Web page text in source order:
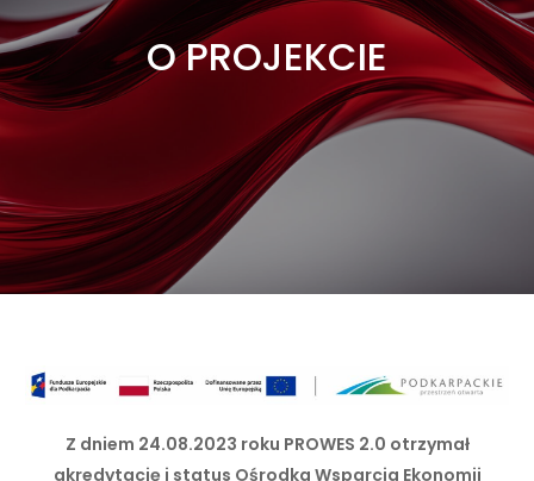
O PROJEKCIE
Z dniem 24.08.2023 roku PROWES 2.0 otrzymał
akredytację i status Ośrodka Wsparcia Ekonomii